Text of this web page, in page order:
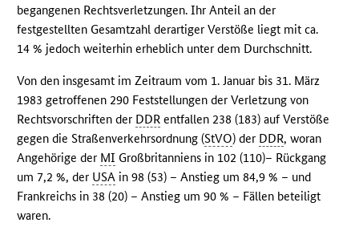
begangenen Rechtsverletzungen. Ihr Anteil an der
festgestellten Gesamtzahl derartiger Verstöße liegt mit ca.
14 % jedoch weiterhin erheblich unter dem Durchschnitt.
Von den insgesamt im Zeitraum vom 1. Januar bis 31. März
1983 getroffenen 290 Feststellungen der Verletzung von
Rechtsvorschriften der DDR entfallen 238 (183) auf Verstöße
gegen die Straßenverkehrsordnung (StVO) der DDR, woran
Angehörige der MI Großbritanniens in 102 (110)– Rückgang
um 7,2 %, der USA in 98 (53) – Anstieg um 84,9 % – und
Frankreichs in 38 (20) – Anstieg um 90 % – Fällen beteiligt
waren.